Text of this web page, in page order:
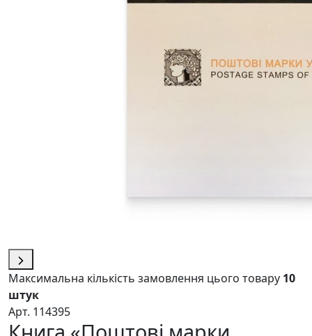
Максимальна кількість замовлення цього товару 10
штук
Арт. 114395